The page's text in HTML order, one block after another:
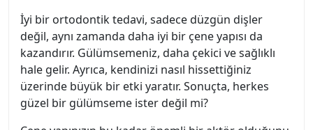
İyi bir ortodontik tedavi, sadece düzgün dişler
değil, aynı zamanda daha iyi bir çene yapısı da
kazandırır. Gülümsemeniz, daha çekici ve sağlıklı
hale gelir. Ayrıca, kendinizi nasıl hissettiğiniz
üzerinde büyük bir etki yaratır. Sonuçta, herkes
güzel bir gülümseme ister değil mi?